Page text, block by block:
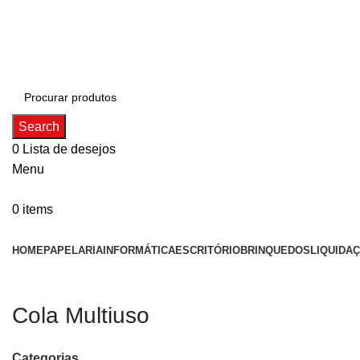
Search
0 Lista de desejos
Menu
0 items
HOMEPAPELARIA INFORMÁTICAESCRITÓRIOBRINQUEDOS
Cola Multiuso